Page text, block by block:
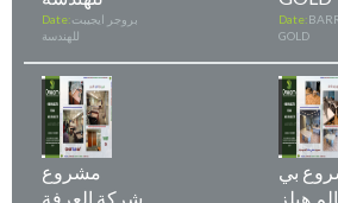
Date:بروجر ايجيبت
للهندسة
Date:
GOLD
مشروع
شركة العرفة
بي
هيلز